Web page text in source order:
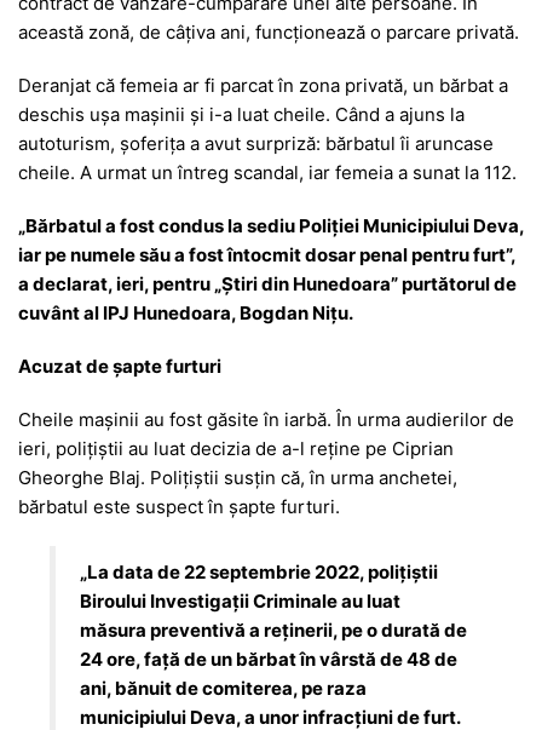
această zonă, de câțiva ani, funcționează o parcare privată.
Deranjat că femeia ar fi parcat în zona privată, un bărbat a
deschis ușa mașinii și i-a luat cheile. Când a ajuns la
autoturism, șoferița a avut surpriză: bărbatul îi aruncase
cheile. A urmat un întreg scandal, iar femeia a sunat la 112.
„Bărbatul a fost condus la sediu Poliției Municipiului Deva,
iar pe numele său a fost întocmit dosar penal pentru furt”,
a declarat, ieri, pentru „Știri din Hunedoara” purtătorul de
cuvânt al IPJ Hunedoara, Bogdan Nițu.
Acuzat de șapte furturi
Cheile mașinii au fost găsite în iarbă. În urma audierilor de
ieri, polițiștii au luat decizia de a-l reține pe Ciprian
Gheorghe Blaj. Polițiștii susțin că, în urma anchetei,
bărbatul este suspect în șapte furturi.
„La data de 22 septembrie 2022, poliţiştii
Biroului Investigații Criminale au luat
măsura preventivă a reținerii, pe o durată de
24 ore, faţă de un bărbat în vârstă de 48 de
ani, bănuit de comiterea, pe raza
municipiului Deva, a unor infracțiuni de furt.